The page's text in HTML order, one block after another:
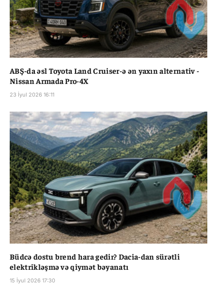
ABŞ-da əsl Toyota Land Cruiser-ə ən yaxın alternativ -
Nissan Armada Pro-4X
23 İyul 2026 16:11
Büdcə dostu brend hara gedir? Dacia-dan sürətli
elektrikləşmə və qiymət bəyanatı
15 İyul 2026 17:30